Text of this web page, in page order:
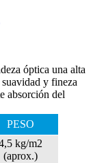
óptica una alta
y fineza
absorción del
PESO
kg/m2
(aprox.)